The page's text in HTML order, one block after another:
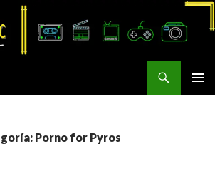
Porno for Pyros